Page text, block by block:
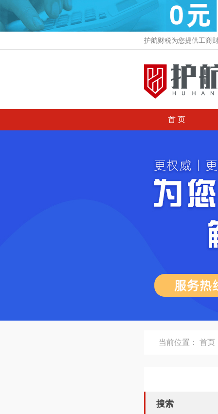
护航财税为您提供工商
首 页
当前位置： 首页
搜索